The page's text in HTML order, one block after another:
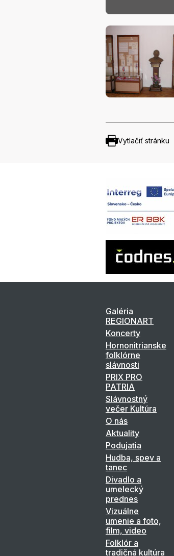
Vytlačiť stránku
Galéria
REGIONART
Koncerty
Hornonitrianske
folklórne
slávnosti
PRIX PRO
PATRIA
Slávnostný
večer Kultúra
O nás
Aktuality
Podujatia
Hudba, spev a
tanec
Divadlo a
umelecký
prednes
Vizuálne
umenie a foto,
film, video
Folklór a
tradičná kultúra